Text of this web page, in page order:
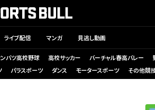
ライブ配信 マンガ 見逃し動画
バツ高校野球 高校サッカー バーチャル春高バレー
パラスポーツ ダンス モータースポーツ その他競